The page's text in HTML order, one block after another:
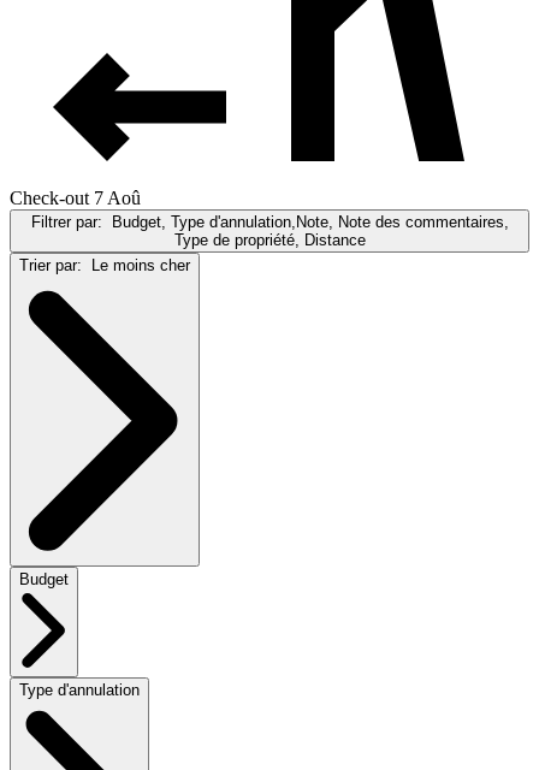
Check-out 7 Aoû
Filtrer par:
Budget, Type d'annulation,Note, Note des commentaires,
Type de propriété, Distance
Trier par:
Le moins cher
Budget
Type d'annulation